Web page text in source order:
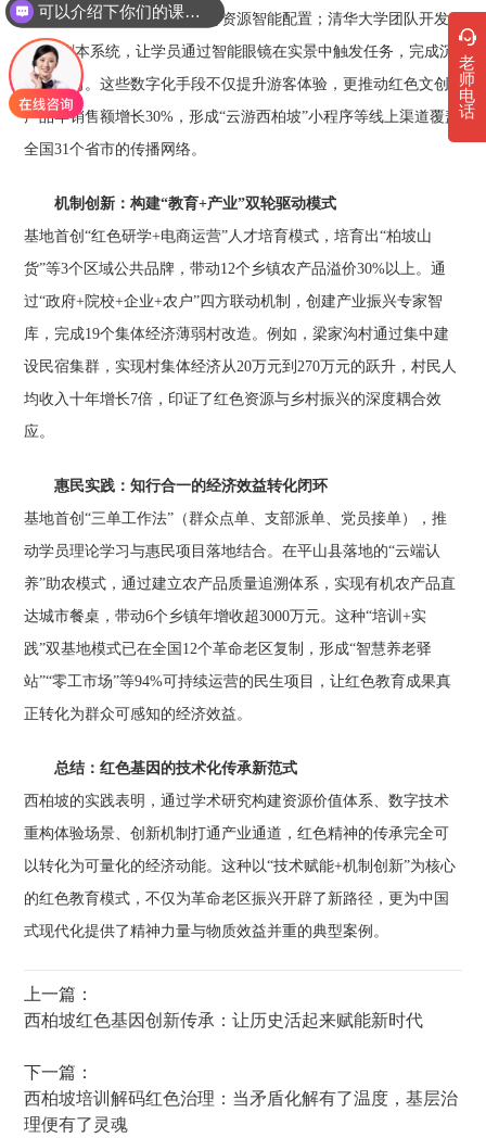
人流热力图等数据，实现教育资源智能配置；清华大学团队开发
的AR剧本系统，让学员通过智能眼镜在实景中触发任务，完成沉
浸式学习。这些数字化手段不仅提升游客体验，更推动红色文创
产品年销售额增长30%，形成“云游西柏坡”小程序等线上渠道覆盖
全国31个省市的传播网络。
机制创新：构建“教育+产业”双轮驱动模式
基地首创“红色研学+电商运营”人才培育模式，培育出“柏坡山
货”等3个区域公共品牌，带动12个乡镇农产品溢价30%以上。通
过“政府+院校+企业+农户”四方联动机制，创建产业振兴专家智
库，完成19个集体经济薄弱村改造。例如，梁家沟村通过集中建
设民宿集群，实现村集体经济从20万元到270万元的跃升，村民人
均收入十年增长7倍，印证了红色资源与乡村振兴的深度耦合效
应。
惠民实践：知行合一的经济效益转化闭环
基地首创“三单工作法”（群众点单、支部派单、党员接单），推
动学员理论学习与惠民项目落地结合。在平山县落地的“云端认
养”助农模式，通过建立农产品质量追溯体系，实现有机农产品直
达城市餐桌，带动6个乡镇年增收超3000万元。这种“培训+实
践”双基地模式已在全国12个革命老区复制，形成“智慧养老驿
站”“零工市场”等94%可持续运营的民生项目，让红色教育成果真
正转化为群众可感知的经济效益。
总结：红色基因的技术化传承新范式
西柏坡的实践表明，通过学术研究构建资源价值体系、数字技术
重构体验场景、创新机制打通产业通道，红色精神的传承完全可
以转化为可量化的经济动能。这种以“技术赋能+机制创新”为核心
的红色教育模式，不仅为革命老区振兴开辟了新路径，更为中国
式现代化提供了精神力量与物质效益并重的典型案例。
上一篇：
西柏坡红色基因创新传承：让历史活起来赋能新时代
下一篇：
西柏坡培训解码红色治理：当矛盾化解有了温度，基层治
理便有了灵魂
老
师
电
话
可以介绍下你们的课程吗？